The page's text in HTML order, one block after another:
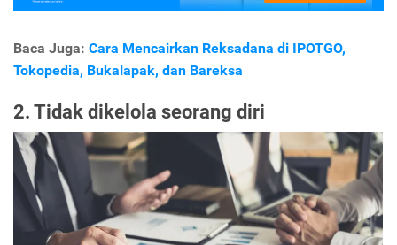
Baca Juga: Cara Mencairkan Reksadana di IPOTGO,
Tokopedia, Bukalapak, dan Bareksa
2. Tidak dikelola seorang diri